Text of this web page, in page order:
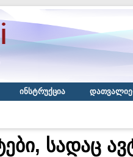
ინსტრუქცია
სადაც